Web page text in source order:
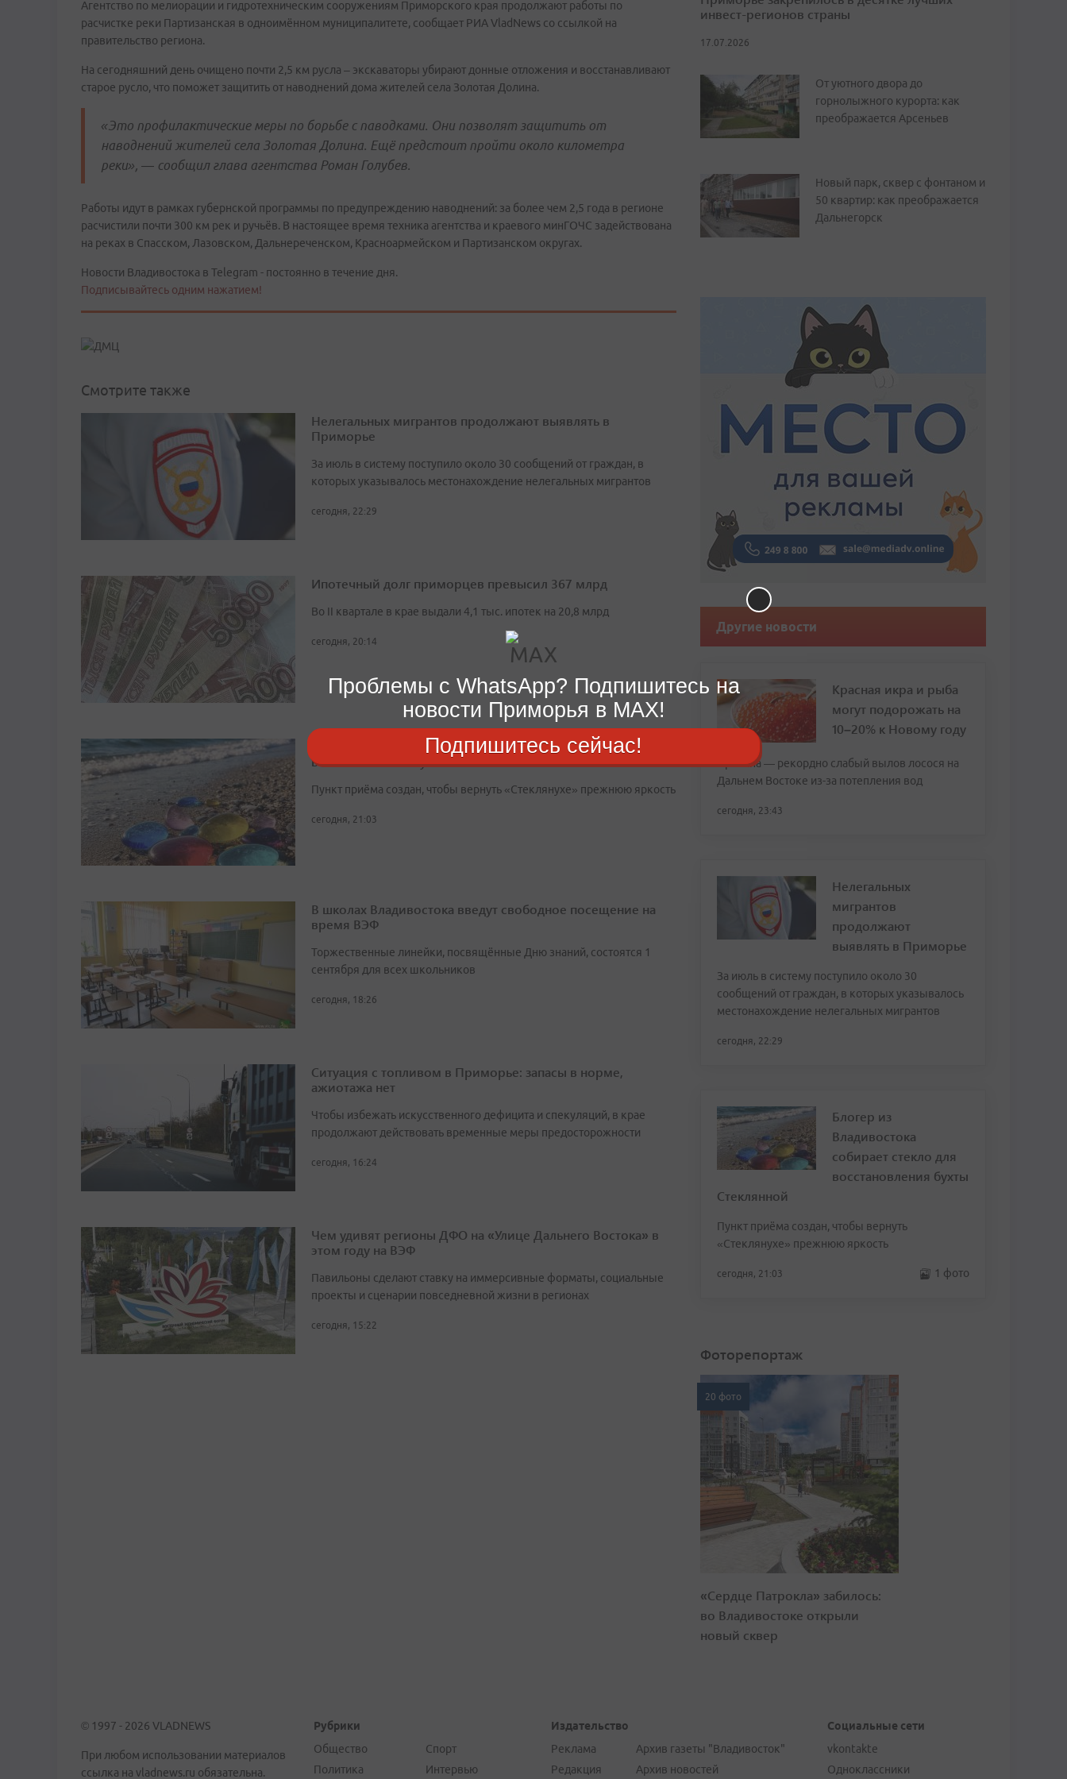
Агентство по мелиорации и гидротехническим сооружениям Приморского края продолжают работы по
расчистке реки Партизанская в одноимённом муниципалитете, сообщает РИА VladNews со ссылкой на
правительство региона.
На сегодняшний день очищено почти 2,5 км русла – экскаваторы убирают донные отложения и восстанавливают
старое русло, что поможет защитить от наводнений дома жителей села Золотая Долина.
«Это профилактические меры по борьбе с паводками. Они позволят защитить от
наводнений жителей села Золотая Долина. Ещё предстоит пройти около километра
реки», — сообщил глава агентства Роман Голубев.
Работы идут в рамках губернской программы по предупреждению наводнений: за более чем 2,5 года в регионе
расчистили почти 300 км рек и ручьёв. В настоящее время техника агентства и краевого минГОЧС задействована
на реках в Спасском, Лазовском, Дальнереченском, Красноармейском и Партизанском округах.
Новости Владивостока в Telegram - постоянно в течение дня.
Подписывайтесь одним нажатием!
Смотрите также
Нелегальных мигрантов продолжают выявлять в
Приморье
За июль в систему поступило около 30 сообщений от граждан, в
которых указывалось местонахождение нелегальных мигрантов
сегодня, 22:29
Ипотечный долг приморцев превысил 367 млрд
Во II квартале в крае выдали 4,1 тыс. ипотек на 20,8 млрд
сегодня, 20:14
Блогер из Владивостока собирает стекло для
восстановления бухты Стеклянной
Пункт приёма создан, чтобы вернуть «Стеклянухе» прежнюю яркость
сегодня, 21:03
В школах Владивостока введут свободное посещение на
время ВЭФ
Торжественные линейки, посвящённые Дню знаний, состоятся 1
сентября для всех школьников
сегодня, 18:26
Ситуация с топливом в Приморье: запасы в норме,
ажиотажа нет
Чтобы избежать искусственного дефицита и спекуляций, в крае
продолжают действовать временные меры предосторожности
сегодня, 16:24
Чем удивят регионы ДФО на «Улице Дальнего Востока» в
этом году на ВЭФ
Павильоны сделают ставку на иммерсивные форматы, социальные
проекты и сценарии повседневной жизни в регионах
сегодня, 15:22
инвест-регионов страны
17.07.2026
От уютного двора до
горнолыжного курорта: как
преображается Арсеньев
Новый парк, сквер с фонтаном и
50 квартир: как преображается
Дальнегорск
Другие новости
Красная икра и рыба
могут подорожать на
10–20% к Новому году
Причина — рекордно слабый вылов лосося на
Дальнем Востоке из-за потепления вод
сегодня, 23:43
Нелегальных
мигрантов
продолжают
выявлять в Приморье
За июль в систему поступило около 30
сообщений от граждан, в которых указывалось
местонахождение нелегальных мигрантов
сегодня, 22:29
Блогер из
Владивостока
собирает стекло для
восстановления бухты
Стеклянной
Пункт приёма создан, чтобы вернуть
«Стеклянухе» прежнюю яркость
сегодня, 21:03 1 фото
Фоторепортаж
20 фото
«Сердце Патрокла» забилось:
во Владивостоке открыли
новый сквер
© 1997 - 2026 VLADNEWS
При любом использовании материалов
ссылка на vladnews.ru обязательна.
Рубрики
Общество
Политика
Спорт
Интервью
Издательство
Реклама
Редакция
Архив газеты "Владивосток"
Архив новостей
Социальные сети
vkontakte
Одноклассники
Проблемы с WhatsApp? Подпишитесь на
новости Приморья в MAX!
Подпишитесь сейчас!